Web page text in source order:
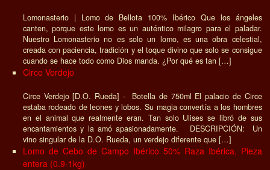
Lomonasterio | Lomo de Bellota 100% Ibérico Que los ángeles
canten, porque este lomo es un auténtico milagro para el paladar.
Nuestro Lomonasterio no es solo un lomo, es una obra celestial,
creada con paciencia, tradición y el toque divino que solo se consigue
cuando se hace todo como Dios manda. ¿Por qué es tan […]
Circe Verdejo
Circe Verdejo [D.O. Rueda] - Botella de 750ml El palacio de Circe
estaba rodeado de leones y lobos. Su magia convertía a los hombres
en el animal que realmente eran. Tan solo Ulises se libró de sus
encantamientos y la amó apasionadamente. DESCRIPCIÓN: Un
vino singular de la D.O. Rueda, un verdejo diferente que […]
Lomo de Cebo de Campo Ibérico 50% Raza Ibérica, Pieza
entera (0.9-1kg)